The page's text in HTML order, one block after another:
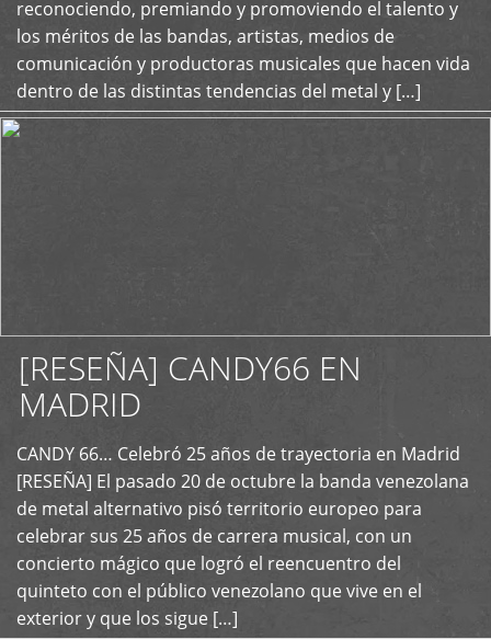
reconociendo, premiando y promoviendo el talento y
los méritos de las bandas, artistas, medios de
comunicación y productoras musicales que hacen vida
dentro de las distintas tendencias del metal y […]
[RESEÑA] CANDY66 EN
MADRID
CANDY 66… Celebró 25 años de trayectoria en Madrid
[RESEÑA] El pasado 20 de octubre la banda venezolana
de metal alternativo pisó territorio europeo para
celebrar sus 25 años de carrera musical, con un
concierto mágico que logró el reencuentro del
quinteto con el público venezolano que vive en el
exterior y que los sigue […]
+